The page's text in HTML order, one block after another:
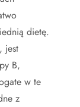
dietę.
jest
B,
w te
z